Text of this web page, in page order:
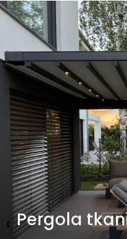
Pergola